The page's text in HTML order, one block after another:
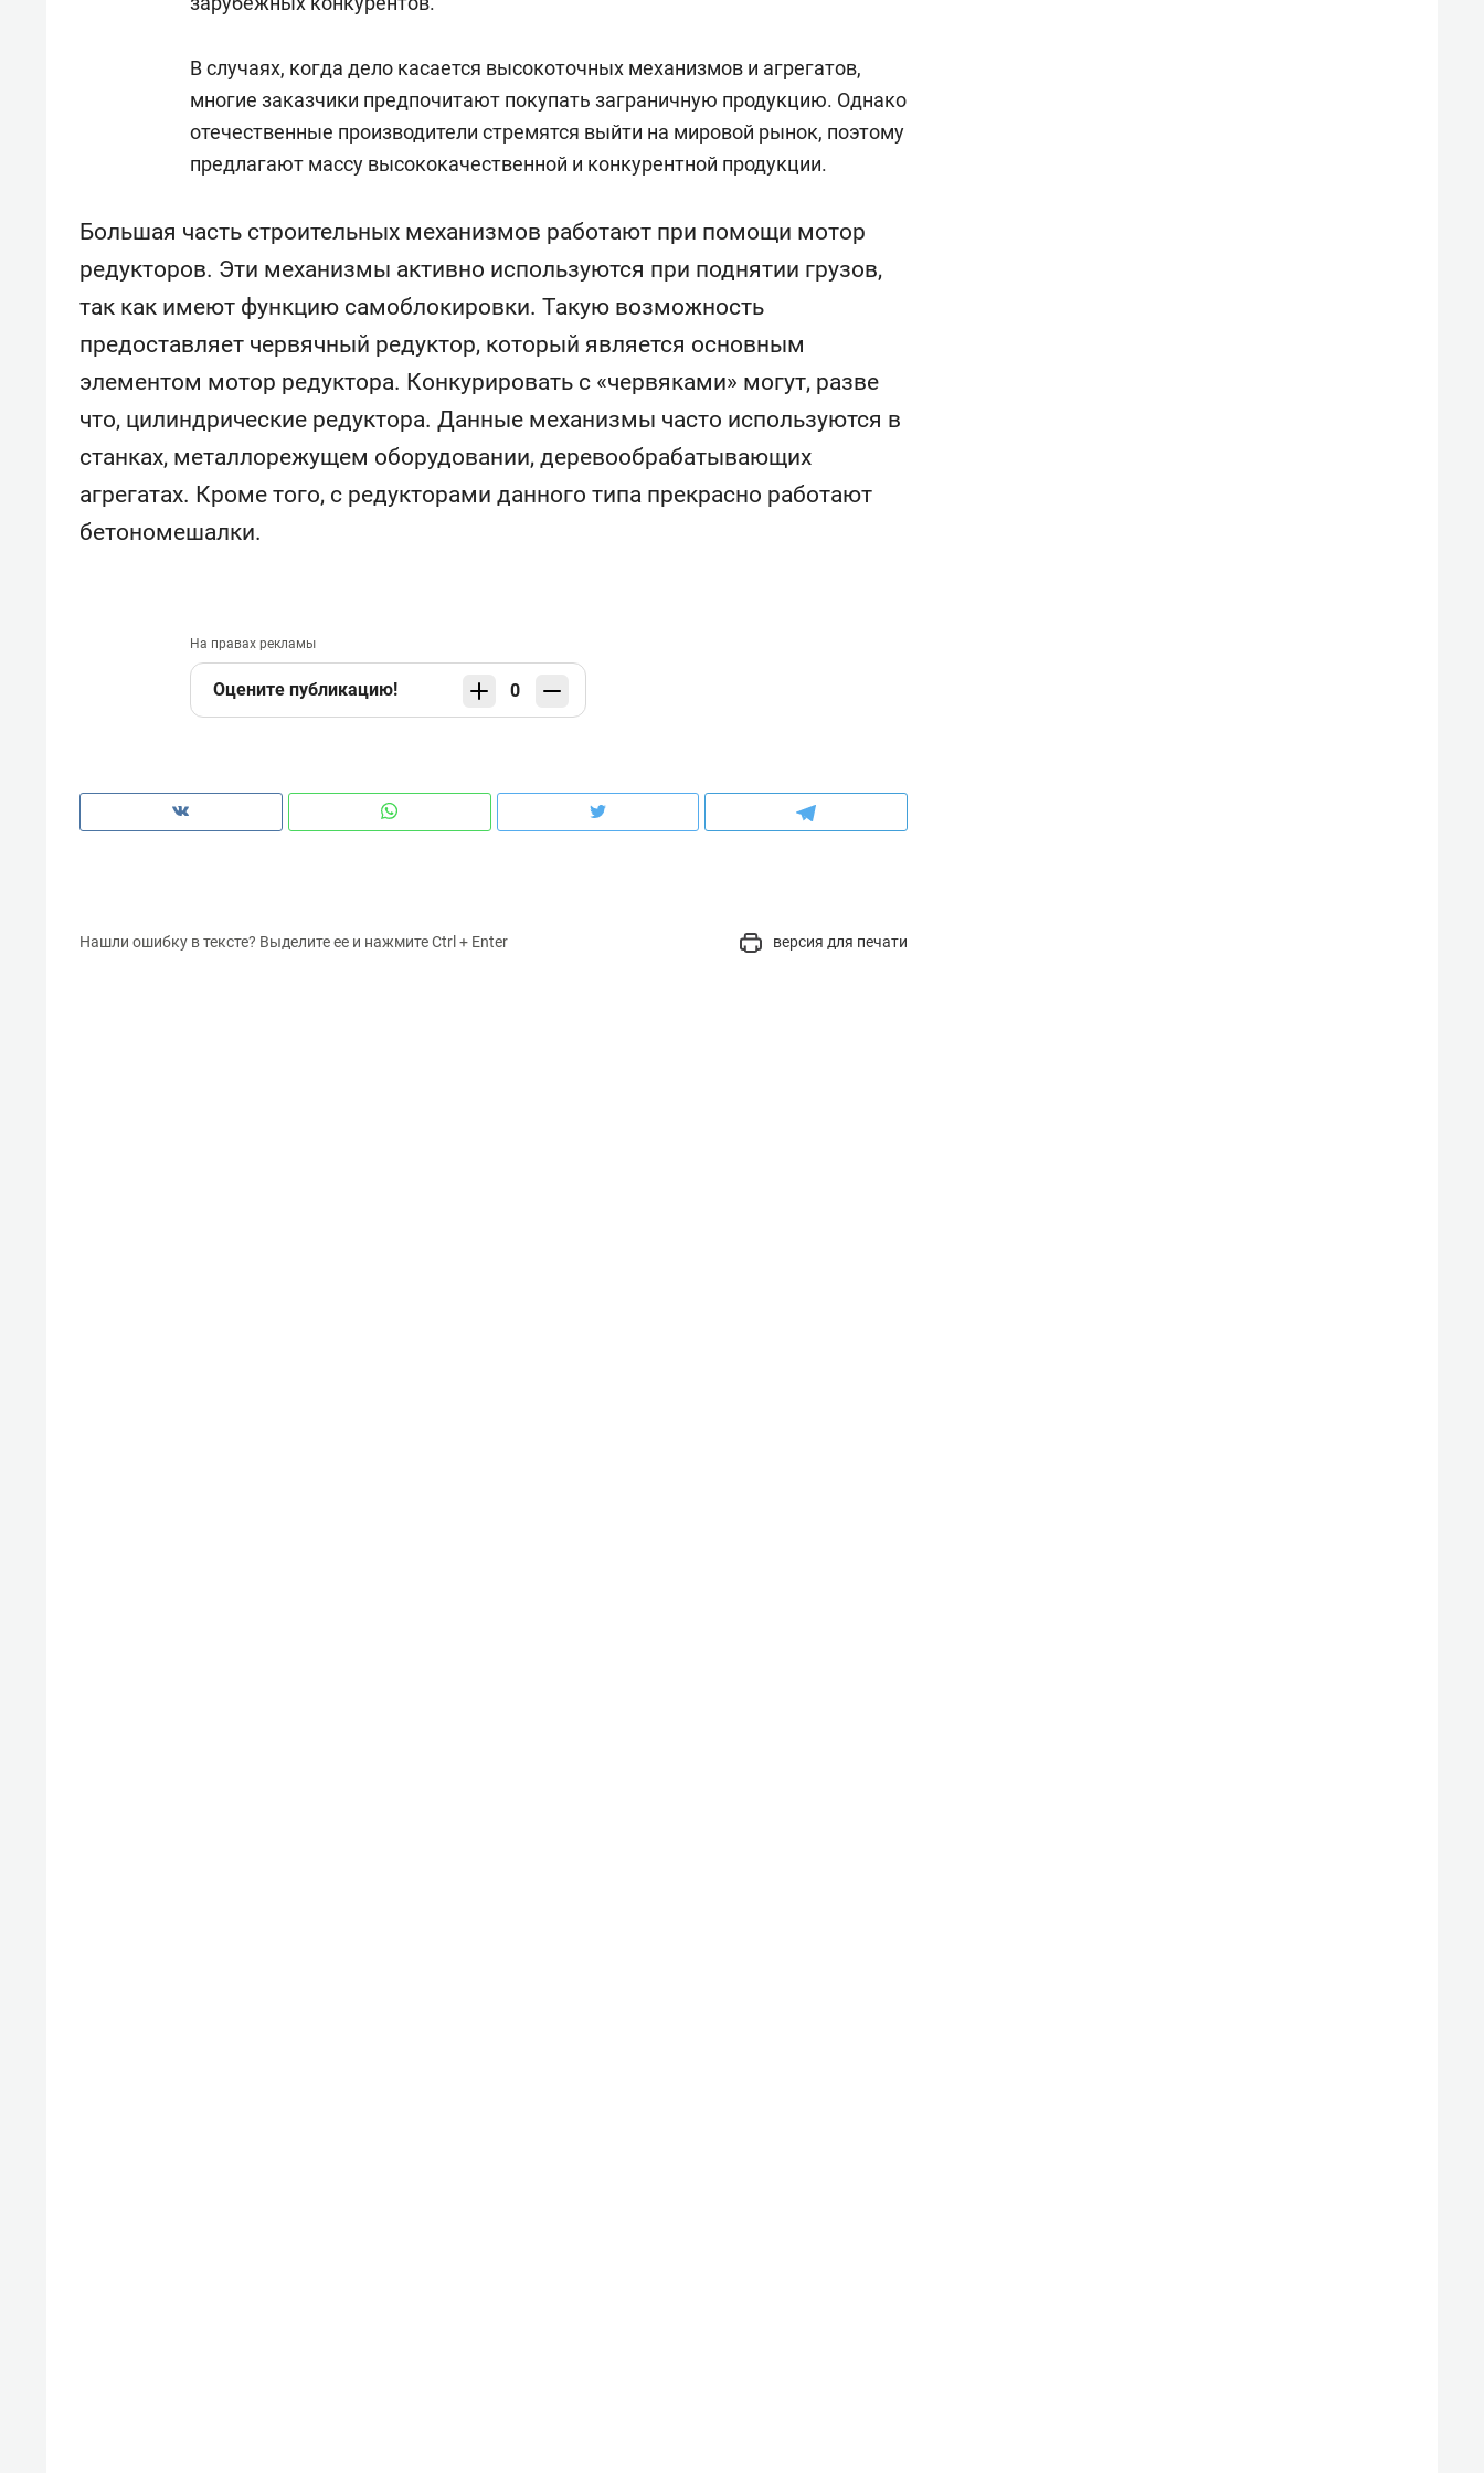
В случаях, когда дело касается высокоточных механизмов и агрегатов,
многие заказчики предпочитают покупать заграничную продукцию. Однако
отечественные производители стремятся выйти на мировой рынок, поэтому
предлагают массу высококачественной и конкурентной продукции.
Большая часть строительных механизмов работают при помощи мотор
редукторов. Эти механизмы активно используются при поднятии грузов,
так как имеют функцию самоблокировки. Такую возможность
предоставляет червячный редуктор, который является основным
элементом мотор редуктора. Конкурировать с «червяками» могут, разве
что, цилиндрические редуктора. Данные механизмы часто используются в
станках, металлорежущем оборудовании, деревообрабатывающих
агрегатах. Кроме того, с редукторами данного типа прекрасно работают
бетономешалки.
На правах рекламы
Оцените публикацию! 0
Нашли ошибку в тексте? Выделите ее и нажмите Ctrl + Enter версия для печати